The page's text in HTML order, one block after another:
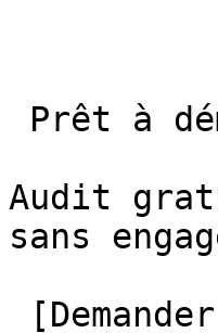
Audit
sans